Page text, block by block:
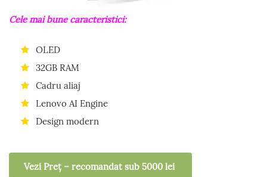
Cele mai bune caracteristici:
OLED
32GB RAM
Cadru aliaj
Lenovo AI Engine
Design modern
Vezi Preț – recomandat sub 5000 lei